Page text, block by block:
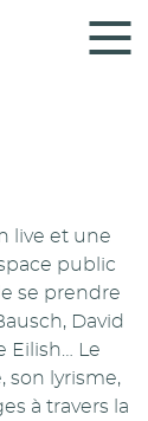
live et une
public
se prendre
David
Eilish… Le
son lyrisme,
à travers la